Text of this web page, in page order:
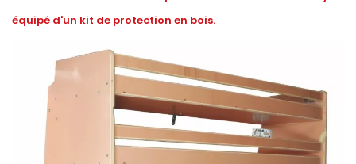
équipé d'un kit de protection en bois.